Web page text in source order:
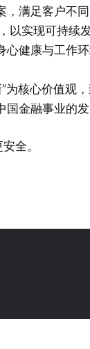
满足客户不同
以实现可持续
健康与工作
为核心价值观
金融事业的发
全。